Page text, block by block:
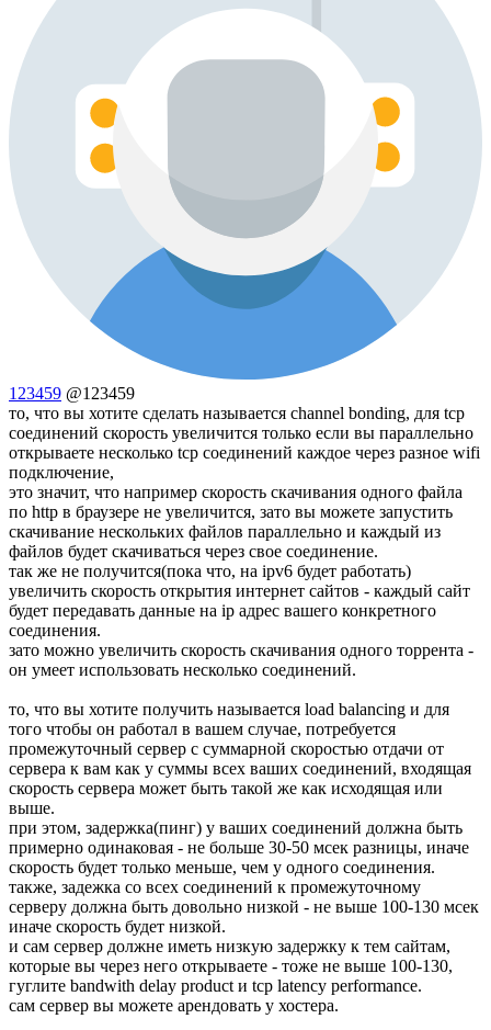
123459 @123459
то, что вы хотите сделать называется channel bonding, для tcp
соединений скорость увеличится только если вы параллельно
открываете несколько tcp соединений каждое через разное wifi
подключение,
это значит, что например скорость скачивания одного файла
по http в браузере не увеличится, зато вы можете запустить
скачивание нескольких файлов параллельно и каждый из
файлов будет скачиваться через свое соединение.
так же не получится(пока что, на ipv6 будет работать)
увеличить скорость открытия интернет сайтов - каждый сайт
будет передавать данные на ip адрес вашего конкретного
соединения.
зато можно увеличить скорость скачивания одного торрента -
он умеет использовать несколько соединений.
то, что вы хотите получить называется load balancing и для
того чтобы он работал в вашем случае, потребуется
промежуточный сервер с суммарной скоростью отдачи от
сервера к вам как у суммы всех ваших соединений, входящая
скорость сервера может быть такой же как исходящая или
выше.
при этом, задержка(пинг) у ваших соединений должна быть
примерно одинаковая - не больше 30-50 мсек разницы, иначе
скорость будет только меньше, чем у одного соединения.
также, задежка со всех соединений к промежуточному
серверу должна быть довольно низкой - не выше 100-130 мсек
иначе скорость будет низкой.
и сам сервер должне иметь низкую задержку к тем сайтам,
которые вы через него открываете - тоже не выше 100-130,
гуглите bandwith delay product и tcp latency performance.
сам сервер вы можете арендовать у хостера.